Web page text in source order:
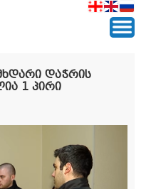
დაჭრის
1 პირი